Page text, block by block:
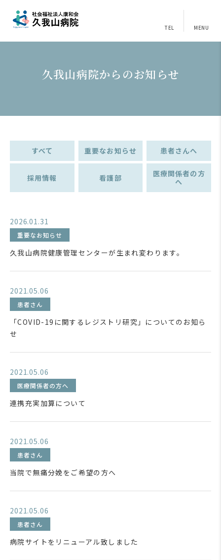
TEL MENU
久我山病院からのお知らせ
すべて 重要なお知らせ 患者さんへ
採用情報 看護部
医療関係者の方
へ
2026.01.31
重要なお知らせ
久我山病院健康管理センターが生まれ変わります。
2021.05.06
患者さん
「COVID-19に関するレジストリ研究」についてのお知ら
せ
2021.05.06
医療関係者の方へ
連携充実加算について
2021.05.06
患者さん
当院で無痛分娩をご希望の方へ
2021.05.06
患者さん
病院サイトをリニューアル致しました